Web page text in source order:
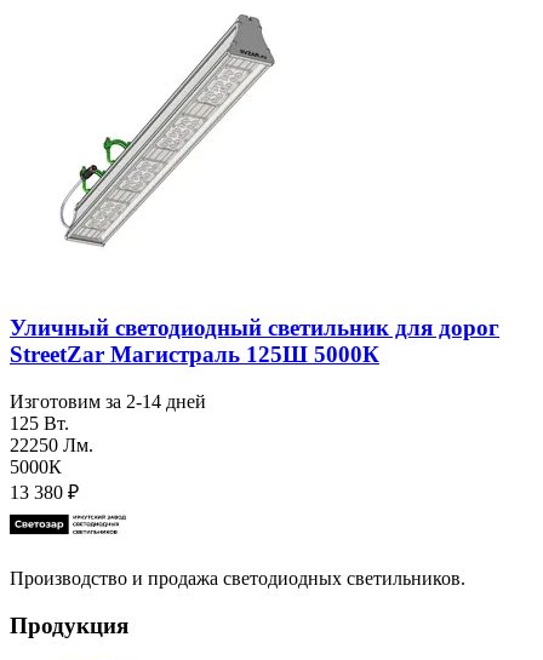
Уличный светодиодный светильник для дорог
StreetZar Магистраль 125Ш 5000К
Изготовим за 2-14 дней
125 Вт.
22250 Лм.
5000К
13 380 ₽
Производство и продажа светодиодных светильников.
Продукция